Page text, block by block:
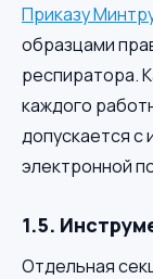
Приказу
образцами
респиратора.
каждого
допускается с
электронной
1.5.
Отдельная